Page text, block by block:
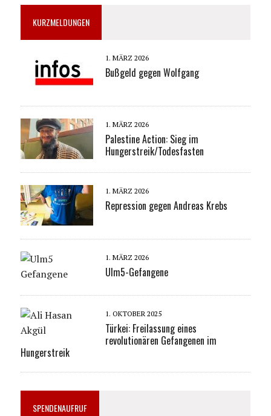
KURZMELDUNGEN
1. MÄRZ 2026
Bußgeld gegen Wolfgang
1. MÄRZ 2026
Palestine Action: Sieg im
Hungerstreik/Todesfasten
1. MÄRZ 2026
Repression gegen Andreas Krebs
1. MÄRZ 2026
Ulm5-Gefangene
1. OKTOBER 2025
Türkei: Freilassung eines
revolutionären Gefangenen im
Hungerstreik
SPENDENAUFRUF